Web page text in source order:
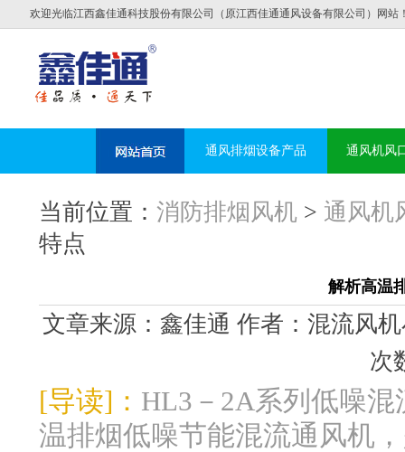
欢迎光临江西鑫佳通科技股份有限公司（原江西佳通通风设备有限公司）网站
通风排烟设备产品 通风机风
当前位置： 消防排烟风机 > 通风机
特点
解析高温
文章来源：鑫佳通 作者：混流风
次
[导读]： HL3－2A系列低噪
温排烟低噪节能混流通风机